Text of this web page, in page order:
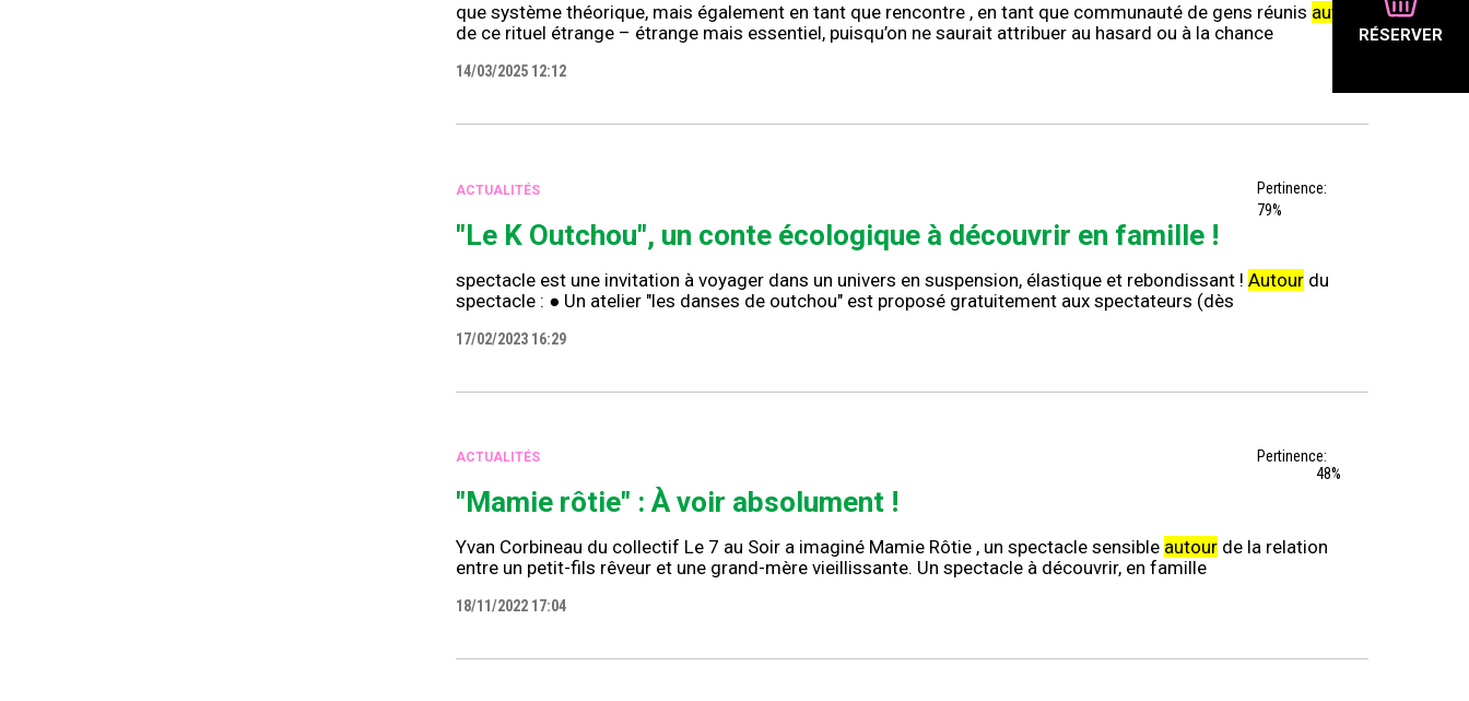
RÉSERVER
que système théorique, mais également en tant que rencontre , en tant que communauté de gens réunis autour
de ce rituel étrange – étrange mais essentiel, puisqu’on ne saurait attribuer au hasard ou à la chance
14/03/2025 12:12
ACTUALITÉS
Pertinence:
79%
"Le K Outchou", un conte écologique à découvrir en famille !
spectacle est une invitation à voyager dans un univers en suspension, élastique et rebondissant ! Autourdu
spectacle : ● Un atelier "les danses de outchou" est proposé gratuitement aux spectateurs (dès
17/02/2023 16:29
ACTUALITÉS
Pertinence:
48%
"Mamie rôtie" : À voir absolument !
Yvan Corbineau du collectif Le 7 au Soir a imaginé Mamie Rôtie , un spectacle sensible autourde la relation
entre un petit-fils rêveur et une grand-mère vieillissante. Un spectacle à découvrir, en famille
18/11/2022 17:04